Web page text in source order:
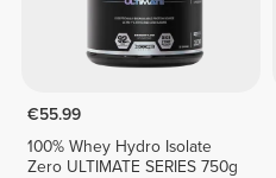
€55.99
100% Whey Hydro Isolate
Zero ULTIMATE SERIES 750g